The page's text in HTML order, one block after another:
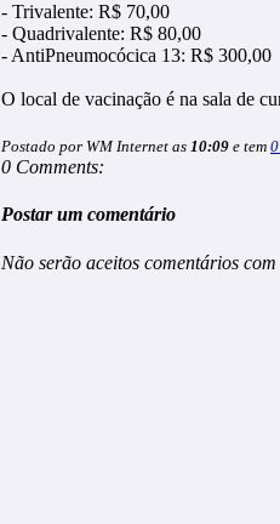
- Trivalente: R$ 70,00
- Quadrivalente: R$ 80,00
- AntiPneumocócica 13: R$ 300,00
O local de vacinação é na sala de
Postado por WM Internet as 10:09 e tem
0 Comments:
Postar um comentário
Não serão aceitos comentários